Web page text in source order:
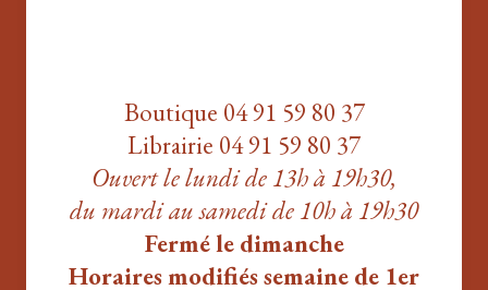
Boutique 04 91 59 80 37
Librairie 04 91 59 80 37
Ouvert le lundi de 13h à 19h30,
du mardi au samedi de 10h à 19h30
Fermé le dimanche
Horaires modifiés semaine de 1er